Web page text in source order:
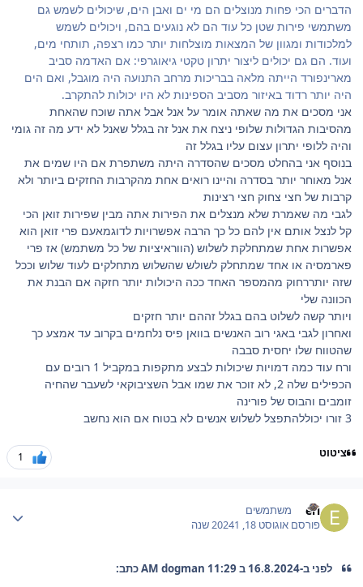
הדברים הכי פחות מנוצלים הם מי ים ואבן הים, שיכולים לשמש גם
משתמשי פירות שטן כל עוד הם לא נוגעים בהם, ויכולים לשמש
למלכודות ומגוון של המצאות מוצלחות יותר כמו רצפה, תותחי מים,
ועוד. הם גם יכולים ליצור יתרון טקטי גיאוגרפי: אם האדמה סביב
מארינפורד הייתה מלאה בבריכות מרחב התנועה היה מוגבל, ואם הים
היה יותר רדוד באיזור מסביב הספינות לא היו יכולות להתקרב.
אני מסכים את מה שאתה אומר על אנל אבל אתה שוכח שהאחת
מהסיבות הגדולות שלופי ניצח את אנל זה בגלל שאנל לא ידע מה זה גומי
והיה ללופי יתרון עצום עליו בגלל זה
בנוסף אני בהחלט מסכים שהסדרה היתה משתפרת אם היו שמים את
אנל מאוחר יותר בסדרה והיינו רואים אחת מהקרבות החזקים ביותר ולא
קרבות של חצי צחוק חצי רצינות
לגבי מה שאמרת שלא מנצלים את הפירות אתה מבין שפירות זואן הכי
קל לנצל אותם אין להם כל כך הרבה אפשרויות לדוגמאעם פרי זואן הוא
אפשרות אחת שמתחלקת לשלוש (הווראיציות של כל משתמש) אז פרי
פארמסיה או אחד שמתחלק לשולש שהשלוש מתחלקים לעוד שלוש וככל
שזה יותררחוק מהמספר האחד ככה היכולות יותר חזקה אם הבנת את
הכוונה שלי
ויותר קשה לשלוט בהם בגלל זההם יותר חזקים
ואחרון לגבי באגי רוב האנשים בוואן פיס נלחמים בקרוב עד אמצע כך
שהטווח שלו יחסית סבבה
ורח עוד כמה דמויות שיכולות לבצע מתקפות במקביל 1 רובים עם
הכפילים שלה 2, לא זוכר את שמו אבל השציבוקאי לשעבר שהחיה
זומבים והבוס של פורינה
3 זורו יכוללהתפצל לשלוש אנשים לא בטוח אם הוא נחשב
ציטוט 1
eri משתמשים
פורסםאוגוסט 18, 2024 1 שנה
לפני ב-16.8.2024 ב 11:29 AM dogman כתב: